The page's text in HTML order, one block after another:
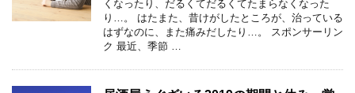
くなったり、だるくてだるくてたまらなくなった
り…。 はたまた、昔けがしたところが、治っている
はずなのに、また痛みだしたり…。 スポンサーリン
ク 最近、季節 …